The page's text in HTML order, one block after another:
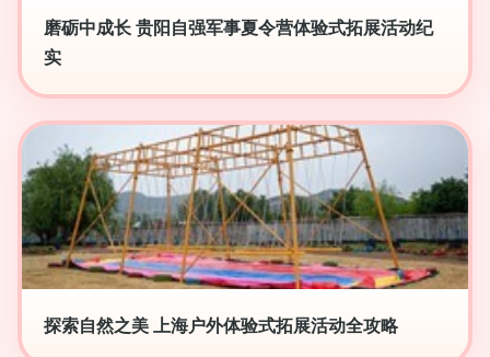
磨砺中成长 贵阳自强军事夏令营体验式拓展活动纪
实
探索自然之美 上海户外体验式拓展活动全攻略